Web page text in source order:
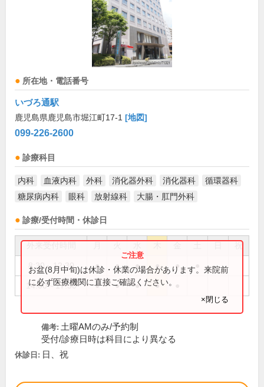
所在地・電話番号
いづろ通駅
鹿児島県鹿児島市堀江町17-1 [地図]
099-226-2600
診療科目
内科 血液内科 外科 消化器外科 消化器科
循環器科
糖尿病内科
眼科 放射線科 大腸・肛門外科
診療/受付時間・休診日
祝
8:30～12:30 ● ● ● ● ●
14:00～17:30 ● ● ● ●
お盆(8月中旬)は休診・休業の場合があります。来院前
に必ず医療機関に直接ご確認ください。
×閉じる
備考: 土曜AMのみ/予約制
受付/診療日時は科目により異なる
休診日: 日、祝